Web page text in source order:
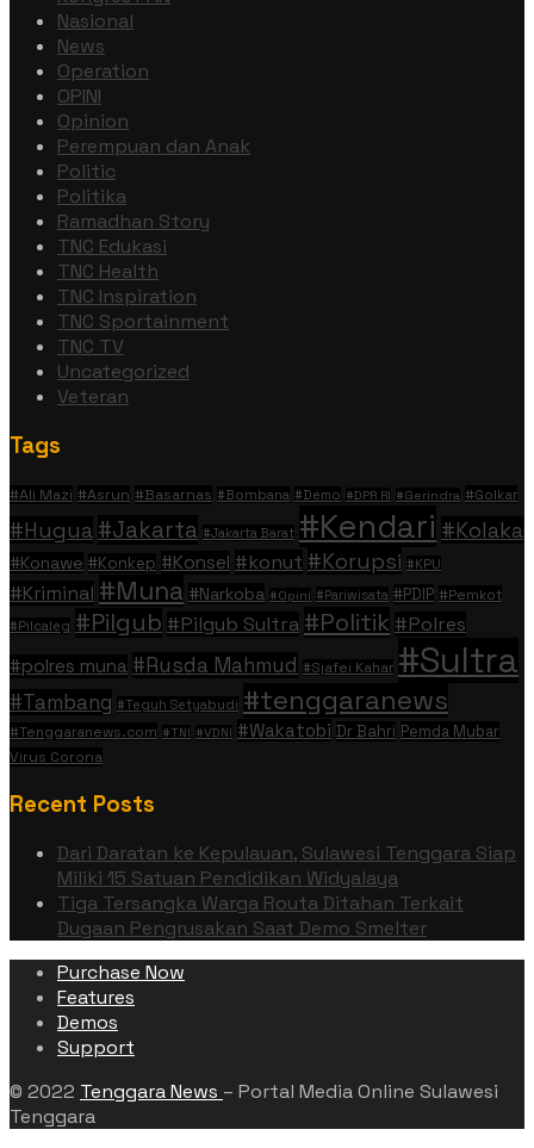
Nasional
News
Operation
OPINI
Opinion
Perempuan dan Anak
Politic
Politika
Ramadhan Story
TNC Edukasi
TNC Health
TNC Inspiration
TNC Sportainment
TNC TV
Uncategorized
Veteran
Tags
#Ali Mazi #Asrun #Basarnas #Bombana #Demo #DPR RI #Gerindra #Golkar
#Hugua #Jakarta #Jakarta Barat #Kendari #Kolaka
#Konawe #Konkep #Konsel #konut #Korupsi #KPU
#Kriminal #Muna #Narkoba #Opini #Pariwisata #PDIP #Pemkot
#Pilcaleg #Pilgub #Pilgub Sultra #Politik #Polres
#polres muna #Rusda Mahmud #Sjafei Kahar #Sultra
#Tambang #Teguh Setyabudi #tenggaranews
#Tenggaranews.com #TNI #VDNI #Wakatobi Dr Bahri Pemda Mubar
Virus Corona
Recent Posts
Dari Daratan ke Kepulauan, Sulawesi Tenggara Siap
Miliki 15 Satuan Pendidikan Widyalaya
Tiga Tersangka Warga Routa Ditahan Terkait
Dugaan Pengrusakan Saat Demo Smelter
Purchase Now
Features
Demos
Support
© 2022 Tenggara News – Portal Media Online Sulawesi
Tenggara